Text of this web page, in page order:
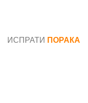
ИСПРАТИ ПОРАКА